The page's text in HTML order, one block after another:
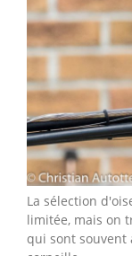
La sélection
limitée, mais on
qui sont souvent